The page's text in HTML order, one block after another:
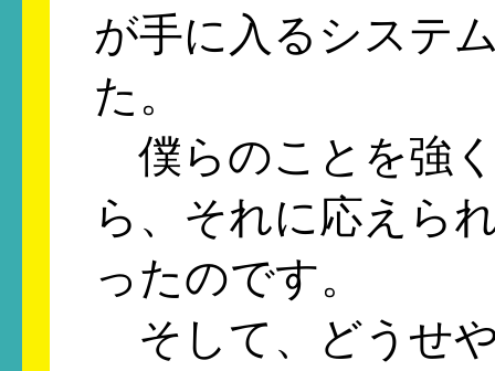
が手に入るシステ
た。
僕らのことを強
ら、それに応えら
ったのです。
そして、どうせ